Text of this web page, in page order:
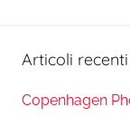
Articoli recenti
Copenhagen